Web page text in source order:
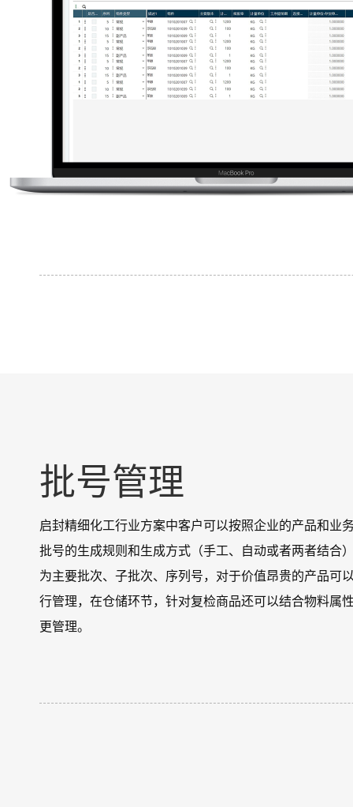
批号管理
启封精细化工行业方案中客户可以按照企业的产品和业
批号的生成规则和生成方式（手工、自动或者两者结合
为主要批次、子批次、序列号，对于价值昂贵的产品可
行管理，在仓储环节，针对复检商品还可以结合物料属
更管理。